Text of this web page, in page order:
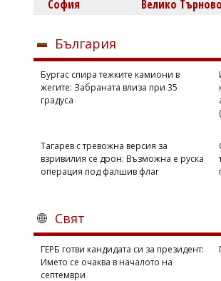
office@flagman.bg
Коментарите
статиите
читателите
редакцията
откриете
София Велико Търново
България
Бургас спира тежките камиони в
жегите: Забраната влиза при 35
градуса
Тагарев с тревожна версия за
взривилия се дрон: Възможна е руска
операция под фалшив флаг
Свят
ГЕРБ готви кандидата си за президент:
Името се очаква в началото на
септември